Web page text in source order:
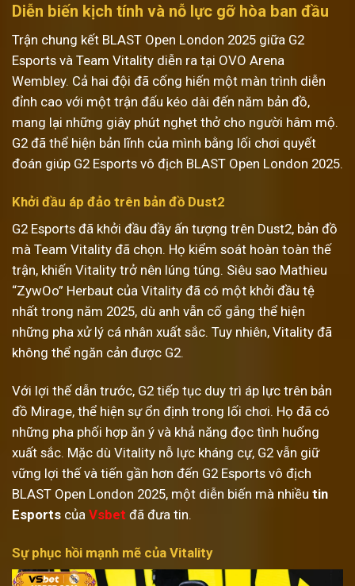
Diễn biến kịch tính và nỗ lực gỡ hòa ban đầu
Trận chung kết BLAST Open London 2025 giữa G2
Esports và Team Vitality diễn ra tại OVO Arena
Wembley. Cả hai đội đã cống hiến một màn trình diễn
đỉnh cao với một trận đấu kéo dài đến năm bản đồ,
mang lại những giây phút nghẹt thở cho người hâm mộ.
G2 đã thể hiện bản lĩnh của mình bằng lối chơi quyết
đoán giúp G2 Esports vô địch BLAST Open London 2025.
Khởi đầu áp đảo trên bản đồ Dust2
G2 Esports đã khởi đầu đầy ấn tượng trên Dust2, bản đồ
mà Team Vitality đã chọn. Họ kiểm soát hoàn toàn thế
trận, khiến Vitality trở nên lúng túng. Siêu sao Mathieu
“ZywOo” Herbaut của Vitality đã có một khởi đầu tệ
nhất trong năm 2025, dù anh vẫn cố gắng thể hiện
những pha xử lý cá nhân xuất sắc. Tuy nhiên, Vitality đã
không thể ngăn cản được G2.
Với lợi thế dẫn trước, G2 tiếp tục duy trì áp lực trên bản
đồ Mirage, thể hiện sự ổn định trong lối chơi. Họ đã có
những pha phối hợp ăn ý và khả năng đọc tình huống
xuất sắc. Mặc dù Vitality nỗ lực kháng cự, G2 vẫn giữ
vững lợi thế và tiến gần hơn đến G2 Esports vô địch
BLAST Open London 2025, một diễn biến mà nhiều tin
Esports của Vsbet đã đưa tin.
Sự phục hồi mạnh mẽ của Vitality